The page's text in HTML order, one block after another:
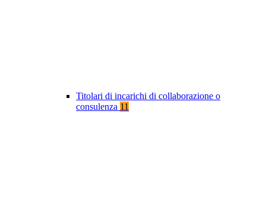
Titolari di incarichi di collaborazione o
consulenza 11